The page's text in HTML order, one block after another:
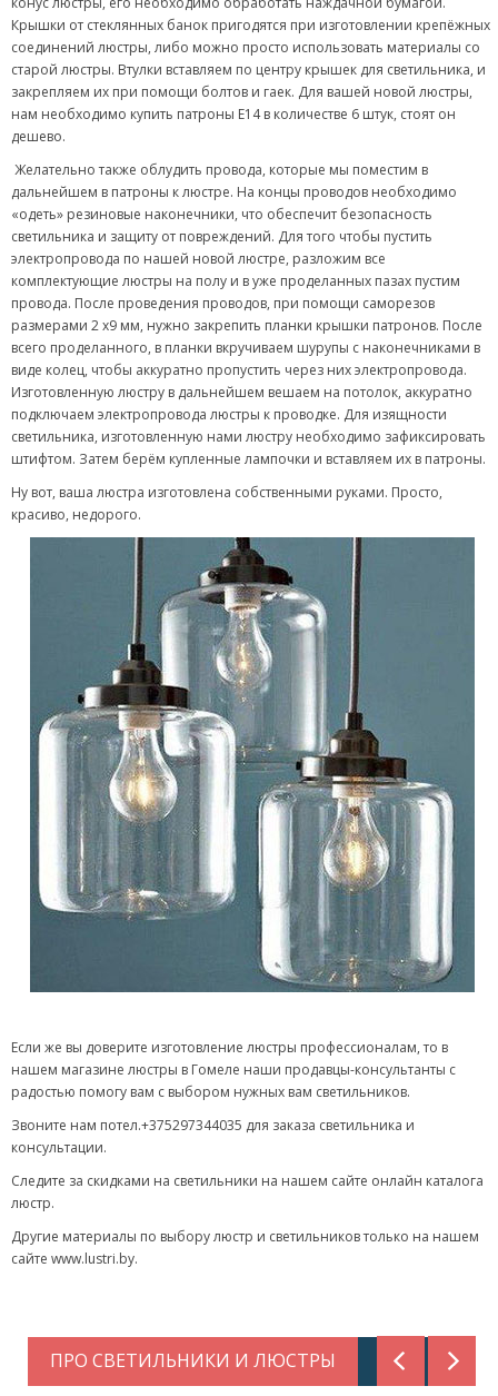
Крышки от стеклянных банок пригодятся при изготовлении крепёжных
соединений люстры, либо можно просто использовать материалы со
старой люстры. Втулки вставляем по центру крышек для светильника, и
закрепляем их при помощи болтов и гаек. Для вашей новой люстры,
нам необходимо купить патроны Е14 в количестве 6 штук, стоят он
дешево.
Желательно также облудить провода, которые мы поместим в
дальнейшем в патроны к люстре. На концы проводов необходимо
«одеть» резиновые наконечники, что обеспечит безопасность
светильника и защиту от повреждений. Для того чтобы пустить
электропровода по нашей новой люстре, разложим все
комплектующие люстры на полу и в уже проделанных пазах пустим
провода. После проведения проводов, при помощи саморезов
размерами 2 х9 мм, нужно закрепить планки крышки патронов. После
всего проделанного, в планки вкручиваем шурупы с наконечниками в
виде колец, чтобы аккуратно пропустить через них электропровода.
Изготовленную люстру в дальнейшем вешаем на потолок, аккуратно
подключаем электропровода люстры к проводке. Для изящности
светильника, изготовленную нами люстру необходимо зафиксировать
штифтом. Затем берём купленные лампочки и вставляем их в патроны.
Ну вот, ваша люстра изготовлена собственными руками. Просто,
красиво, недорого.
Если же вы доверите изготовление люстры профессионалам, то в
нашем магазине люстры в Гомеле наши продавцы-консультанты с
радостью помогу вам с выбором нужных вам светильников.
Звоните нам потел.+375297344035 для заказа светильника и
консультации.
Следите за скидками на светильники на нашем сайте онлайн каталога
люстр.
Другие материалы по выбору люстр и светильников только на нашем
сайте www.lustri.by.
ПРО СВЕТИЛЬНИКИ И ЛЮСТРЫ